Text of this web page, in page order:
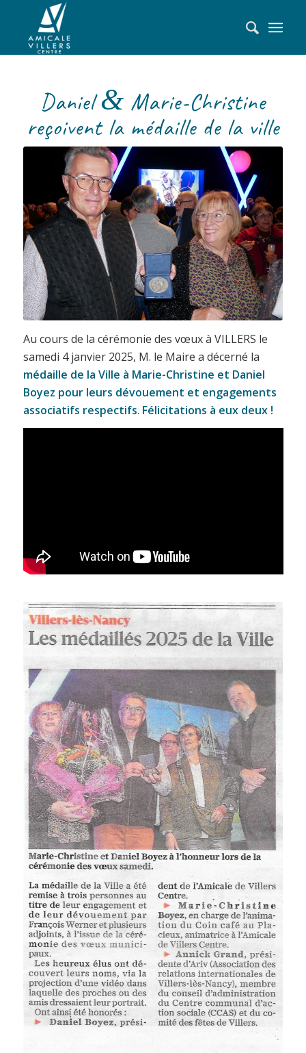
Daniel& Marie-Christine
reçoivent la médaille de la ville
Au cours de la cérémonie des vœux à VILLERS le
samedi 4 janvier 2025, M. le Maire a décerné la
médaille de la Ville à Marie-Christine et Daniel
Boyez pour leurs dévouement et engagements
associatifs respectifs. Félicitations à eux deux !